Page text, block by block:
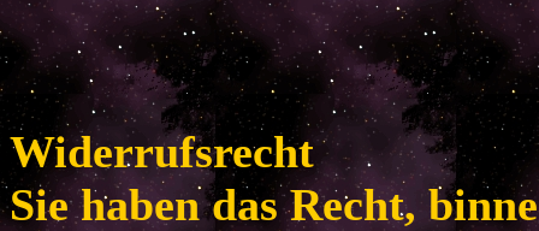
Widerrufsrecht
Sie haben das Recht,